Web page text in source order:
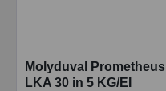
Molyduval Prometheus
LKA 30 in 5 KG/EI